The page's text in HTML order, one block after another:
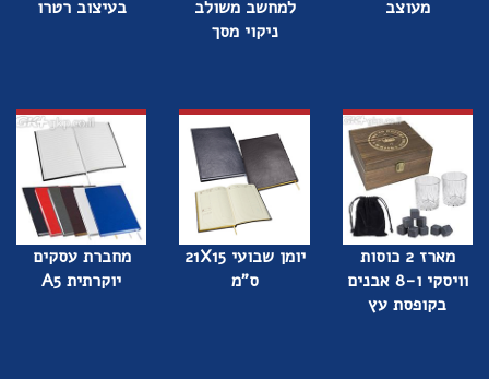
מעוצב
למחשב משולב
ניקוי מסך
בעיצוב רטרו
מארז 2 כוסות
וויסקי ו-8 אבנים
בקופסת עץ
יומן שבועי 21X15
ס"מ
מחברת עסקים
יוקרתית A5